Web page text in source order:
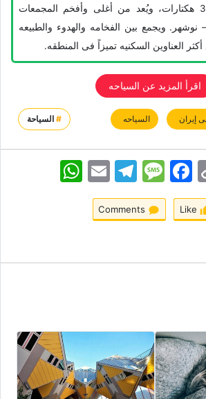
تبلغ مساحته حوالی 3 هکتارات، ویُعد من أغلى وأفخم المجمعات
ویجمع بین الفخامه والهدوء والطبیعه
العناوین السکنیه تمیزاً فی المنطقه.
اقرأ المزید عن السیاحه
إیران السیاحه #السياحة
WhatsApp EmailTelegramMessageFacebook
Like
Comments